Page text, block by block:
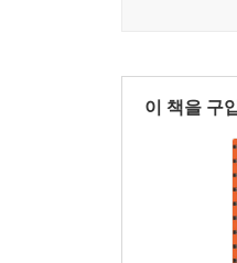
이 책을 구